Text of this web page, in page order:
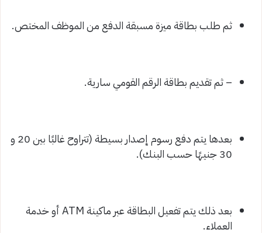
ثم طلب بطاقة ميزة مسبقة الدفع من الموظف المختص.
– ثم تقديم بطاقة الرقم القومي سارية.
بعدها يتم دفع رسوم إصدار بسيطة (تتراوح غالبًا بين 20 و
30 جنيهًا حسب البنك).
بعد ذلك يتم تفعيل البطاقة عبر ماكينة ATM أو خدمة
العملاء.